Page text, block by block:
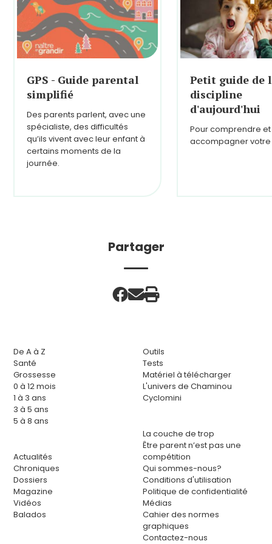
GPS - Guide parental
simplifié
Des parents parlent, avec une
spécialiste, des difficultés
qu’ils vivent avec leur enfant à
certains moments de la
journée.
Petit guide de
discipline
d'aujourd'hui
Pour comprendre et
accompagner votre
Partager
De A à Z
Santé
Grossesse
0 à 12 mois
1 à 3 ans
3 à 5 ans
5 à 8 ans
Actualités
Chroniques
Dossiers
Magazine
Vidéos
Balados
Outils
Tests
Matériel à télécharger
L'univers de Chaminou
Cyclomini
La couche de trop
Être parent n’est pas une
compétition
Qui sommes-nous?
Conditions d'utilisation
Politique de confidentialité
Médias
Cahier des normes
graphiques
Contactez-nous